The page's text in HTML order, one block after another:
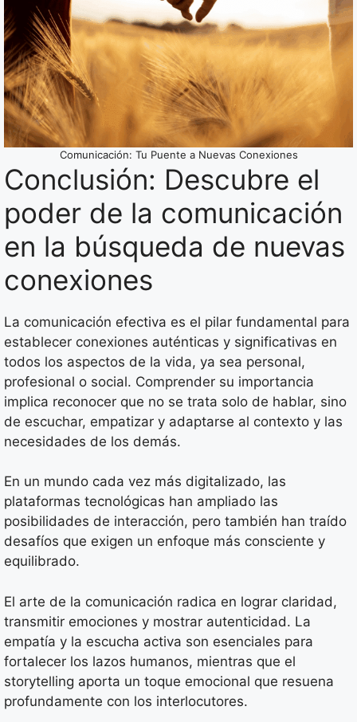
Comunicación: Tu Puente a Nuevas Conexiones
Conclusión: Descubre el
poder de la comunicación
en la búsqueda de nuevas
conexiones
La comunicación efectiva es el pilar fundamental para
establecer conexiones auténticas y significativas en
todos los aspectos de la vida, ya sea personal,
profesional o social. Comprender su importancia
implica reconocer que no se trata solo de hablar, sino
de escuchar, empatizar y adaptarse al contexto y las
necesidades de los demás.
En un mundo cada vez más digitalizado, las
plataformas tecnológicas han ampliado las
posibilidades de interacción, pero también han traído
desafíos que exigen un enfoque más consciente y
equilibrado.
El arte de la comunicación radica en lograr claridad,
transmitir emociones y mostrar autenticidad. La
empatía y la escucha activa son esenciales para
fortalecer los lazos humanos, mientras que el
storytelling aporta un toque emocional que resuena
profundamente con los interlocutores.